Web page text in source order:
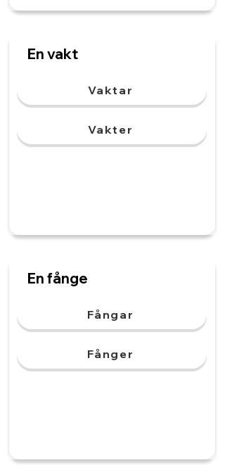
En vakt
Vaktar
Vakter
En fånge
Fångar
Fånger